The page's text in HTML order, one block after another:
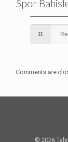
Spor
Comments are
© 2026